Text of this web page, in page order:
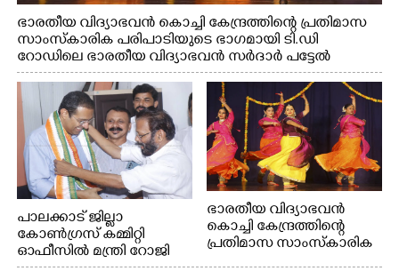
ഭാരതീയ വിദ്യാഭവൻ കൊച്ചി കേന്ദ്രത്തിന്റെ പ്രതിമാസ
സാംസ്കാരിക പരിപാടിയുടെ ഭാഗമായി ടി.ഡി
റോഡിലെ ഭാരതീയ വിദ്യാഭവൻ സർദാർ പട്ടേൽ
സഭാഗൃഹത്തിൽ എം. അക്ഷതയുടെ നേതൃത്വത്തിൽ
അവതരിപ്പിച്ച ലയ നമൻ കഥക് നൃത്തത്തിൽ നിന്ന്
പാലക്കാട് ജില്ലാ
കോൺഗ്രസ് കമ്മിറ്റി
ഓഫീസിൽ മന്ത്രി റോജി
എം ജോണിന്
ഭാരതീയ വിദ്യാഭവൻ
കൊച്ചി കേന്ദ്രത്തിന്റെ
പ്രതിമാസ സാംസ്കാരിക